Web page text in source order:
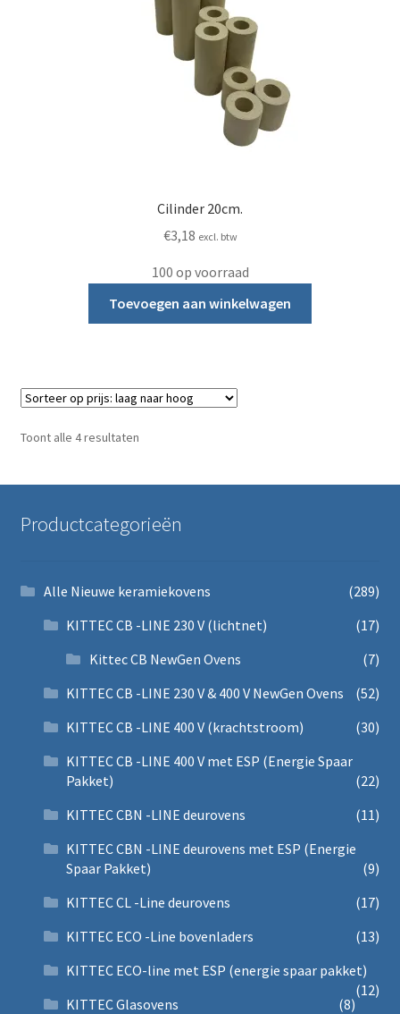
Cilinder 20cm.
€3,18 excl. btw
100 op voorraad
Toevoegen aan winkelwagen
Toont alle 4 resultatenGesorteerd op prijs: laag naar hoog
Productcategorieën
Alle Nieuwe keramiekovens
(289)
KITTEC CB -LINE 230 V (lichtnet)
(17)
Kittec CB NewGen Ovens
(7)
KITTEC CB -LINE 230 V & 400 V NewGen Ovens
(52)
KITTEC CB -LINE 400 V (krachtstroom)
(30)
KITTEC CB -LINE 400 V met ESP (Energie Spaar
Pakket)
(22)
KITTEC CBN -LINE deurovens
(11)
KITTEC CBN -LINE deurovens met ESP (Energie
Spaar Pakket)
(9)
KITTEC CL -Line deurovens
(17)
KITTEC ECO -Line bovenladers
(13)
KITTEC ECO-line met ESP (energie spaar pakket)
(12)
KITTEC Glasovens
(8)